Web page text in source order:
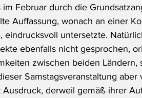
Februar durch die
Auffassung, wonach an einer
eindrucksvoll untersetzte.
ebenfalls nicht gesprochen,
zwischen beiden Ländern,
Samstagsveranstaltung
derweil gemäß ihrer